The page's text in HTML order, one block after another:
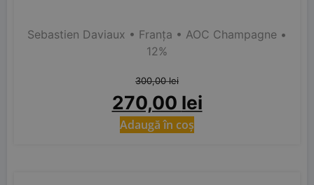
Sebastien Daviaux • Franța • AOC Champagne •
12%
300,00lei
270,00 lei
Adaugă în coș